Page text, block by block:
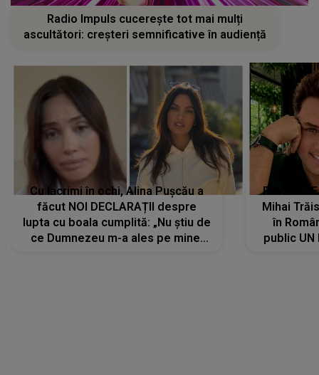
Radio Impuls cucerește tot mai mulți
ascultători: creșteri semnificative în audiență
Cu lacrimi în ochi, Alina Pușcău a
făcut NOI DECLARAȚII despre
lupta cu boala cumplită: „Nu știu de
ce Dumnezeu m-a ales pe mine.
Mihai
în
public UN